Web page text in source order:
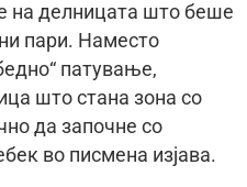
на делницата што беше
пари. Наместо
патување,
што стана зона со
да започне со
во писмена изјава.